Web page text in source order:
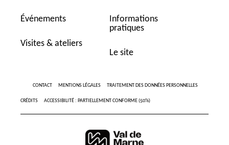
Événements
Visites & ateliers
Informations
pratiques
Le site
CONTACT MENTIONS LÉGALES TRAITEMENT DES DONNÉES PERSONNELLES
CRÉDITS ACCESSIBILITÉ : PARTIELLEMENT CONFORME (50%)